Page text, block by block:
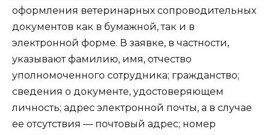
оформления ветеринарных сопроводительных
документов как в бумажной, так и в
электронной форме. В заявке, в частности,
указывают фамилию, имя, отчество
уполномоченного сотрудника; гражданство;
сведения о документе, удостоверяющем
личность; адрес электронной почты, а в случае
ее отсутствия — почтовый адрес; номер